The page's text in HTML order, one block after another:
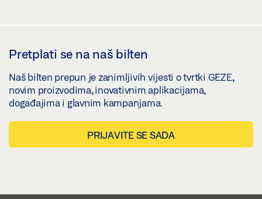
Pretplati se na naš bilten
Naš bilten prepun je zanimljivih vijesti o tvrtki GEZE,
novim proizvodima, inovativnim aplikacijama,
događajima i glavnim kampanjama.
PRIJAVITE SE SADA